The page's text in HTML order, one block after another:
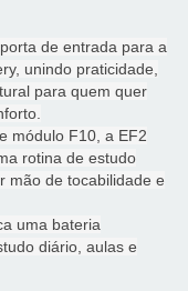
de entrada para a
unindo praticidade,
para quem quer
módulo F10, a EF2
rotina de estudo
mão de tocabilidade e
uma bateria
diário, aulas e